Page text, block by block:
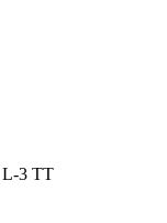
3 TT